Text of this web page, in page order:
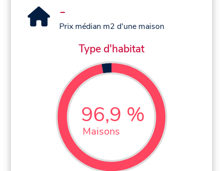
-
Prix médian m2 d'une maison
Type d'habitat
96,9 %
Maisons